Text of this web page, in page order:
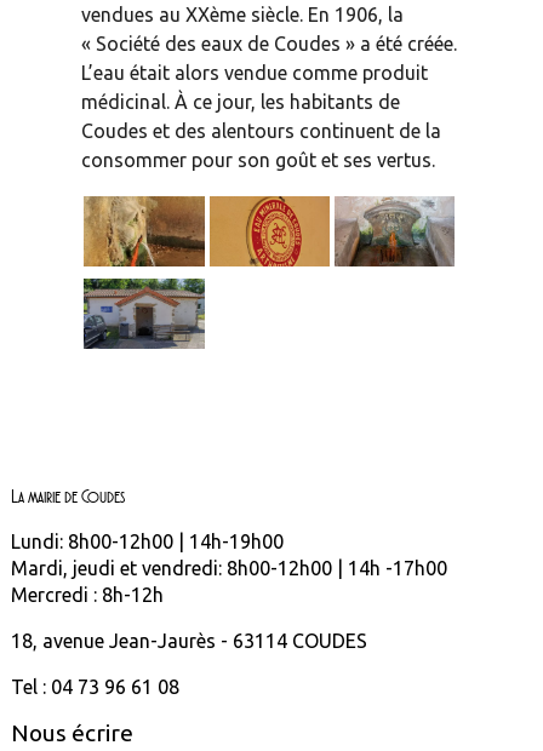
vendues au XXème siècle. En 1906, la
« Société des eaux de Coudes » a été créée.
L’eau était alors vendue comme produit
médicinal. À ce jour, les habitants de
Coudes et des alentours continuent de la
consommer pour son goût et ses vertus.
La mairie de Coudes
Lundi: 8h00-12h00 | 14h-19h00
Mardi, jeudi et vendredi: 8h00-12h00 | 14h -17h00
Mercredi : 8h-12h
18, avenue Jean-Jaurès - 63114 COUDES
Tel : 04 73 96 61 08
Nous écrire